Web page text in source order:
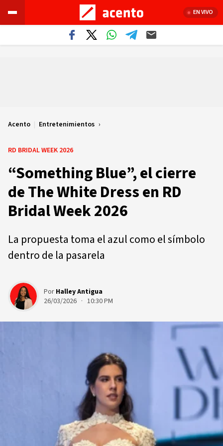
EN VIVO
Acento | Entretenimientos
RD BRIDAL WEEK 2026
“Something Blue”, el cierre
de The White Dress en RD
Bridal Week 2026
La propuesta toma el azul como el símbolo
dentro de la pasarela
Por Halley Antigua
26/03/2026 · 10:30 PM